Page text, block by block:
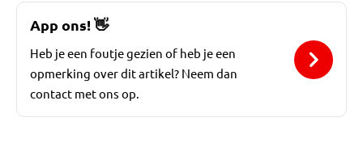
App ons!👋
Heb je een foutje gezien of heb je een
opmerking over dit artikel? Neem dan
contact met ons op.